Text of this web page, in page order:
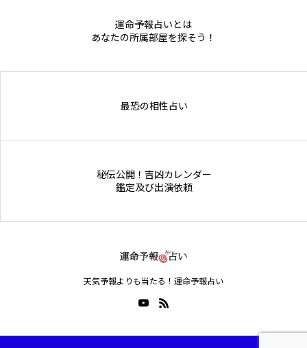
運命予報占いとは
あなたの所属部屋を探そう！
最恐の相性占い
秘伝公開！吉凶カレンダー
鑑定及び出演依頼
天気予報よりも当たる！運命予報占い